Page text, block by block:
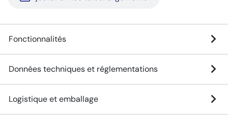
Fonctionnalités
Données techniques et réglementations
Logistique et emballage